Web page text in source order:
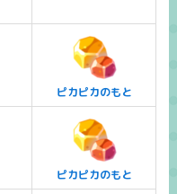
ピカピカのもと
ピカピカのもと